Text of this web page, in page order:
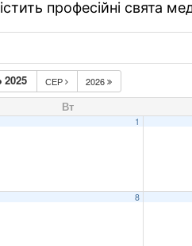
професійні свята
СЕР 2026
Вт
1
8